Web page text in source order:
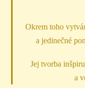
Okrem toho
a jedinečné
Jej tvorba
a